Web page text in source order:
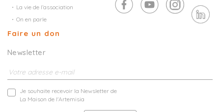
La vie de l’association
On en parle
Faire un don
Newsletter
Je souhaite recevoir la Newsletter de
La Maison de l'Artemisia